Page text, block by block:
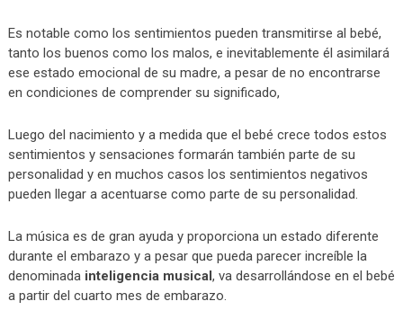
Es notable como los sentimientos pueden transmitirse al bebé,
tanto los buenos como los malos, e inevitablemente él asimilará
ese estado emocional de su madre, a pesar de no encontrarse
en condiciones de comprender su significado,
Luego del nacimiento y a medida que el bebé crece todos estos
sentimientos y sensaciones formarán también parte de su
personalidad y en muchos casos los sentimientos negativos
pueden llegar a acentuarse como parte de su personalidad.
La música es de gran ayuda y proporciona un estado diferente
durante el embarazo y a pesar que pueda parecer increíble la
denominada inteligencia musical, va desarrollándose en el bebé
a partir del cuarto mes de embarazo.